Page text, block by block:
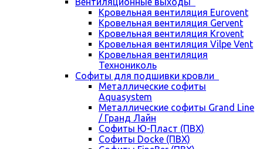
Кровельная вентиляция Eurovent
Кровельная вентиляция Gervent
Кровельная вентиляция Krovent
Кровельная вентиляция Vilpe Vent
Кровельная вентиляция
Технониколь
Cофиты для подшивки кровли
Металлические софиты
Aquasystem
Металлические софиты Grand Line
/ Гранд Лайн
Софиты Ю-Пласт (ПВХ)
Софиты Docke (ПВХ)